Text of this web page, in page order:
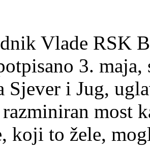
Vlade RSK
3. maja,
Sjever i Jug,
most
koji to žele,